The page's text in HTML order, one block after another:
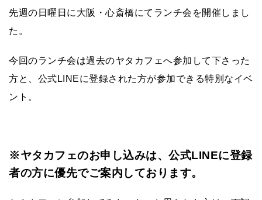
先週の日曜日に大阪・心斎橋にてランチ会を開催しまし
た。
今回のランチ会は過去のヤタカフェへ参加して下さった
方と、公式LINEに登録された方が参加できる特別なイベ
ント。
※ヤタカフェのお申し込みは、公式LINEに登録
者の方に優先でご案内しております。